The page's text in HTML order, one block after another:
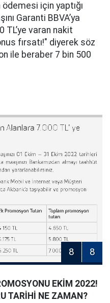
için yaptığı
Garanti BBVA’ya
TL’ye varan nakit
fırsatı!" diyerek söz
ile beraber 7 bin 500
8 8
EKİM 2022!
TARİHİ NE ZAMAN?